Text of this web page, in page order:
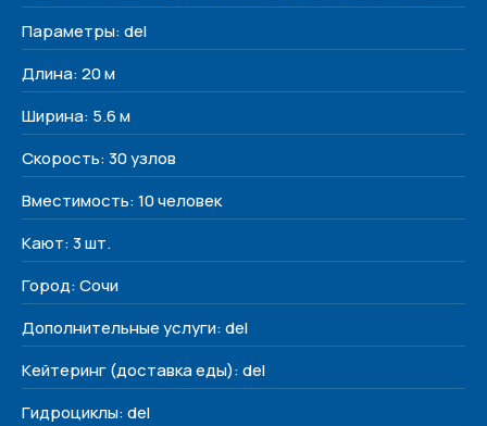
Параметры: del
Длина: 20 м
Ширина: 5.6 м
Скорость: 30 узлов
Вместимость: 10 человек
Кают: 3 шт.
Город: Сочи
Дополнительные услуги: del
Кейтеринг (доставка еды): del
Гидроциклы: del
Соц. сети